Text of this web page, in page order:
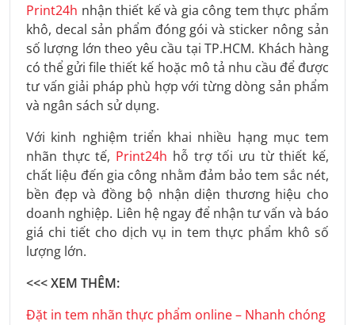
Print24h nhận thiết kế và gia công tem thực phẩm
khô, decal sản phẩm đóng gói và sticker nông sản
số lượng lớn theo yêu cầu tại TP.HCM. Khách hàng
có thể gửi file thiết kế hoặc mô tả nhu cầu để được
tư vấn giải pháp phù hợp với từng dòng sản phẩm
và ngân sách sử dụng.
Với kinh nghiệm triển khai nhiều hạng mục tem
nhãn thực tế, Print24h hỗ trợ tối ưu từ thiết kế,
chất liệu đến gia công nhằm đảm bảo tem sắc nét,
bền đẹp và đồng bộ nhận diện thương hiệu cho
doanh nghiệp. Liên hệ ngay để nhận tư vấn và báo
giá chi tiết cho dịch vụ in tem thực phẩm khô số
lượng lớn.
<<< XEM THÊM:
Đặt in tem nhãn thực phẩm online – Nhanh chóng